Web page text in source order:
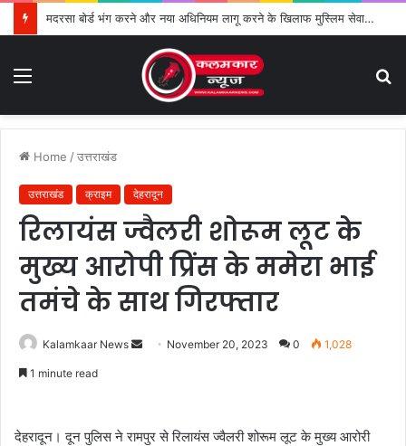
मदरसा बोर्ड भंग करने और नया अधिनियम लागू करने के खिलाफ मुस्लिम सेवा संगठन का विरोध तेज
Home /उत्तराखंड
उत्तराखंड क्राइम देहरादून
रिलायंस ज्वैलरी शोरूम लूट के
मुख्य आरोपी प्रिंस के ममेरा भाई
तमंचे के साथ गिरफ्तार
Kalamkaar News
a
November 20, 2023 0 1,028
1 minute read
देहरादून। दून पुलिस ने रामपुर से रिलायंस ज्वैलरी शोरूम लूट के मुख्य आरोरी